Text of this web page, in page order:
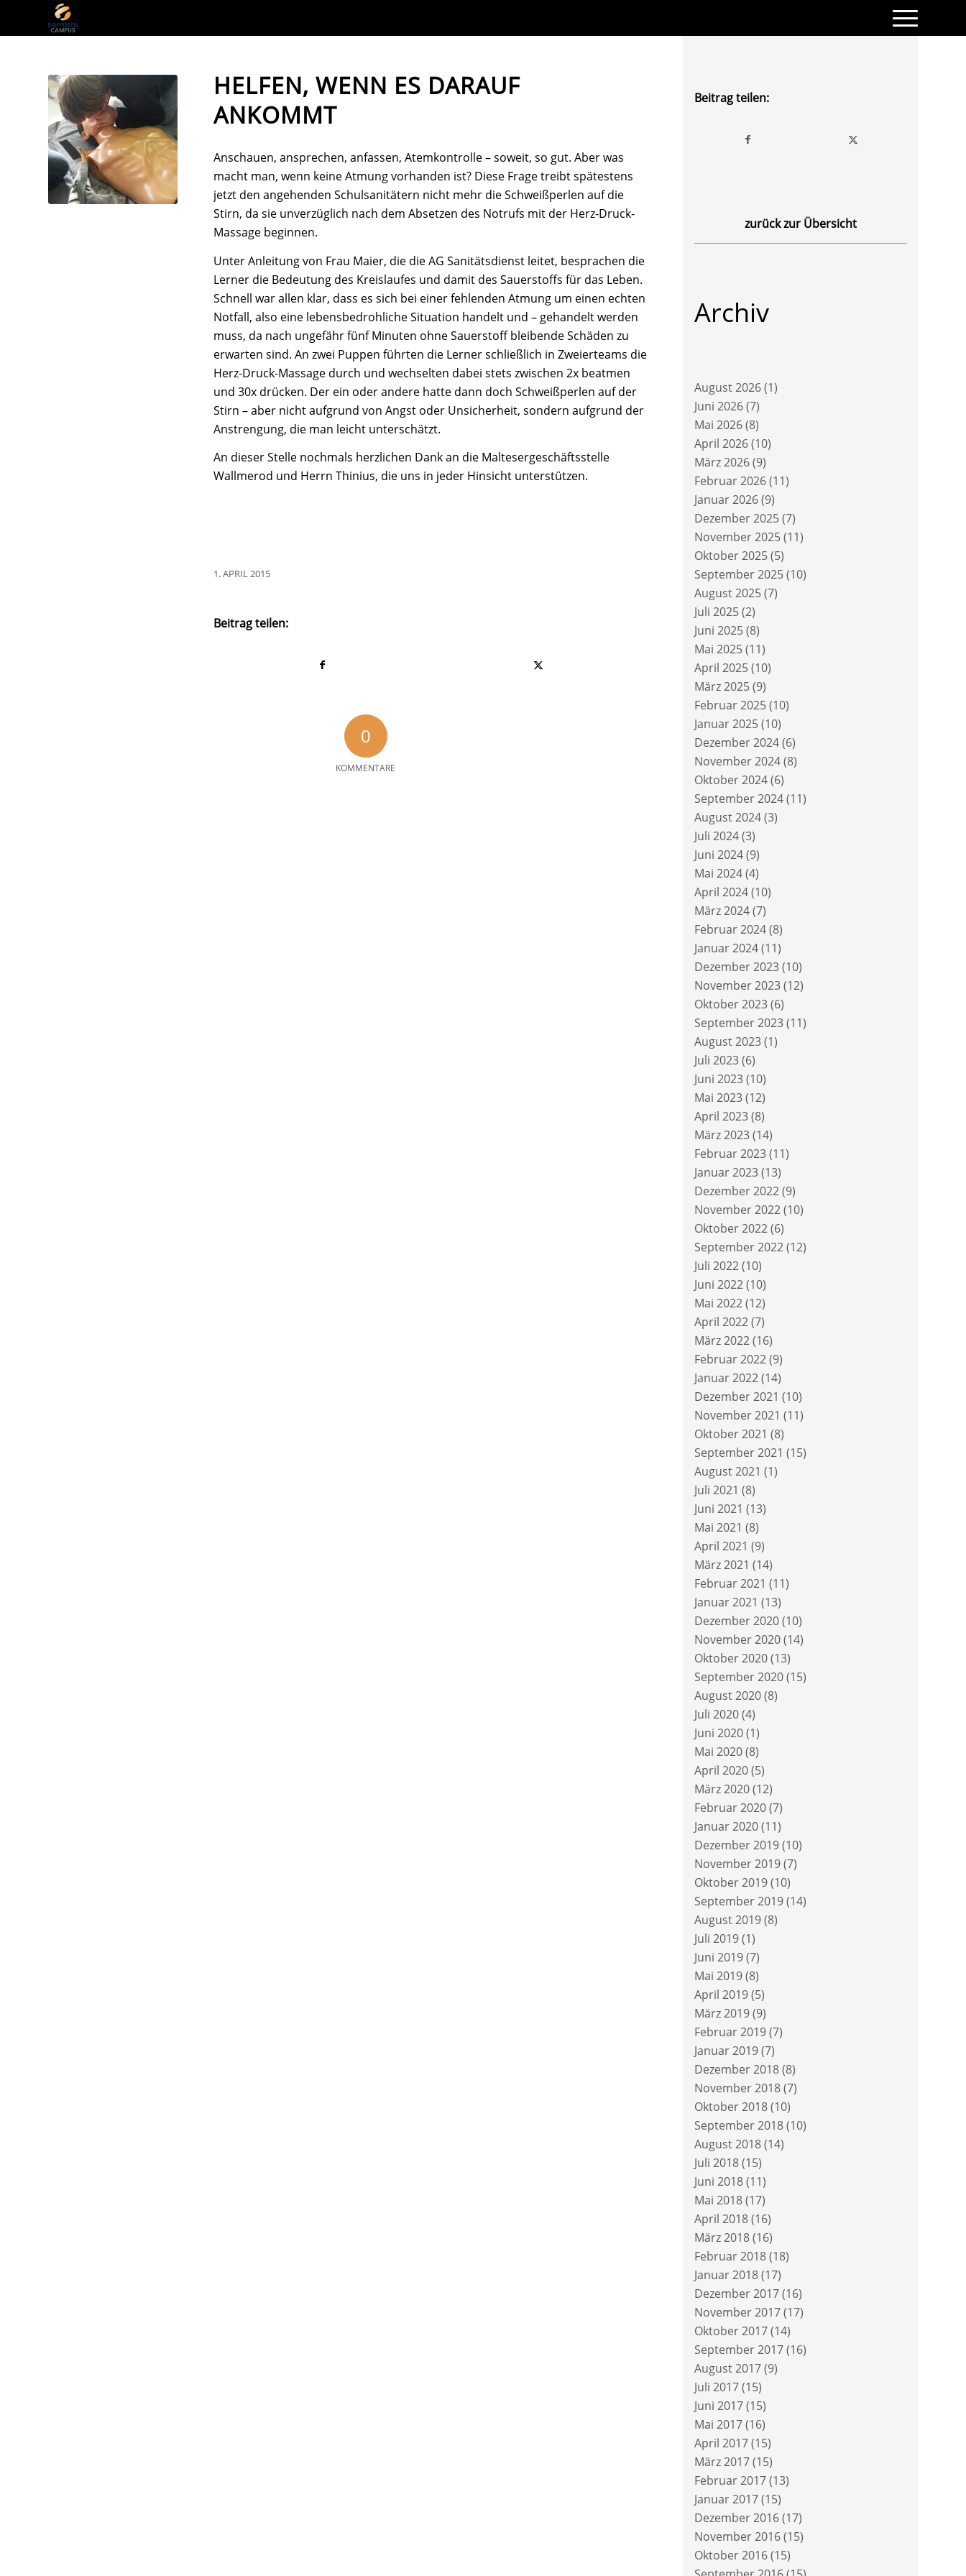
HELFEN, WENN ES DARAUF
ANKOMMT
Anschauen, ansprechen, anfassen, Atemkontrolle – soweit, so gut. Aber was
macht man, wenn keine Atmung vorhanden ist? Diese Frage treibt spätestens
jetzt den angehenden Schulsanitätern nicht mehr die Schweißperlen auf die
Stirn, da sie unverzüglich nach dem Absetzen des Notrufs mit der Herz-Druck-
Massage beginnen.
Unter Anleitung von Frau Maier, die die AG Sanitätsdienst leitet, besprachen die
Lerner die Bedeutung des Kreislaufes und damit des Sauerstoffs für das Leben.
Schnell war allen klar, dass es sich bei einer fehlenden Atmung um einen echten
Notfall, also eine lebensbedrohliche Situation handelt und – gehandelt werden
muss, da nach ungefähr fünf Minuten ohne Sauerstoff bleibende Schäden zu
erwarten sind. An zwei Puppen führten die Lerner schließlich in Zweierteams die
Herz-Druck-Massage durch und wechselten dabei stets zwischen 2x beatmen
und 30x drücken. Der ein oder andere hatte dann doch Schweißperlen auf der
Stirn – aber nicht aufgrund von Angst oder Unsicherheit, sondern aufgrund der
Anstrengung, die man leicht unterschätzt.
An dieser Stelle nochmals herzlichen Dank an die Maltesergeschäftsstelle
Wallmerod und Herrn Thinius, die uns in jeder Hinsicht unterstützen.
1. APRIL 2015
Beitrag teilen:
0
KOMMENTARE
Beitrag teilen:
zurück zur Übersicht
Archiv
August 2026(1)
Juni 2026(7)
Mai 2026(8)
April 2026(10)
März 2026(9)
Februar 2026(11)
Januar 2026(9)
Dezember 2025(7)
November 2025(11)
Oktober 2025(5)
September 2025(10)
August 2025(7)
Juli 2025(2)
Juni 2025(8)
Mai 2025(11)
April 2025(10)
März 2025(9)
Februar 2025(10)
Januar 2025(10)
Dezember 2024(6)
November 2024(8)
Oktober 2024(6)
September 2024(11)
August 2024(3)
Juli 2024(3)
Juni 2024(9)
Mai 2024(4)
April 2024(10)
März 2024(7)
Februar 2024(8)
Januar 2024(11)
Dezember 2023(10)
November 2023(12)
Oktober 2023(6)
September 2023(11)
August 2023(1)
Juli 2023(6)
Juni 2023(10)
Mai 2023(12)
April 2023(8)
März 2023(14)
Februar 2023(11)
Januar 2023(13)
Dezember 2022(9)
November 2022(10)
Oktober 2022(6)
September 2022(12)
Juli 2022(10)
Juni 2022(10)
Mai 2022(12)
April 2022(7)
März 2022(16)
Februar 2022(9)
Januar 2022(14)
Dezember 2021 (10)
November 2021 (11)
Oktober 2021 (8)
September 2021 (15)
August 2021 (1)
Juli 2021 (8)
Juni 2021 (13)
Mai 2021 (8)
April 2021 (9)
März 2021 (14)
Februar 2021 (11)
Januar 2021 (13)
Dezember 2020(10)
November 2020(14)
Oktober 2020(13)
September 2020(15)
August 2020(8)
Juli 2020(4)
Juni 2020(1)
Mai 2020(8)
April 2020(5)
März 2020(12)
Februar 2020(7)
Januar 2020(11)
Dezember 2019(10)
November 2019(7)
Oktober 2019(10)
September 2019(14)
August 2019(8)
Juli 2019(1)
Juni 2019(7)
Mai 2019(8)
April 2019(5)
März 2019(9)
Februar 2019(7)
Januar 2019(7)
Dezember 2018(8)
November 2018(7)
Oktober 2018(10)
September 2018(10)
August 2018(14)
Juli 2018(15)
Juni 2018(11)
Mai 2018(17)
April 2018(16)
März 2018(16)
Februar 2018(18)
Januar 2018(17)
Dezember 2017(16)
November 2017(17)
Oktober 2017(14)
September 2017(16)
August 2017(9)
Juli 2017(15)
Juni 2017(15)
Mai 2017(16)
April 2017(15)
März 2017(15)
Februar 2017(13)
Januar 2017(15)
Dezember 2016(17)
November 2016(15)
Oktober 2016(15)